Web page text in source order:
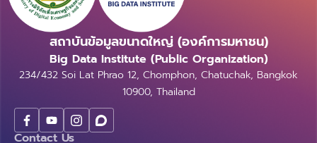
สถาบันข้อมูลขนาดใหญ่ (องค์การมหาชน)
Big Data Institute (Public Organization)
234/432 Soi Lat Phrao 12, Chomphon, Chatuchak, Bangkok
10900, Thailand
Contact Us